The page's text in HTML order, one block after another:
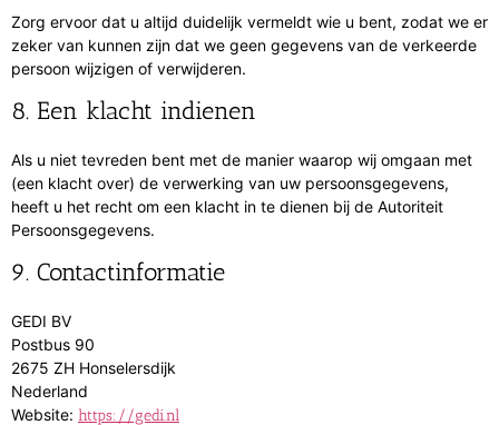
Zorg ervoor dat u altijd duidelijk vermeldt wie u bent, zodat we er
zeker van kunnen zijn dat we geen gegevens van de verkeerde
persoon wijzigen of verwijderen.
8. Een klacht indienen
Als u niet tevreden bent met de manier waarop wij omgaan met
(een klacht over) de verwerking van uw persoonsgegevens,
heeft u het recht om een klacht in te dienen bij de Autoriteit
Persoonsgegevens.
9. Contactinformatie
GEDI BV
Postbus 90
2675 ZH Honselersdijk
Nederland
Website: https://gedi.nl